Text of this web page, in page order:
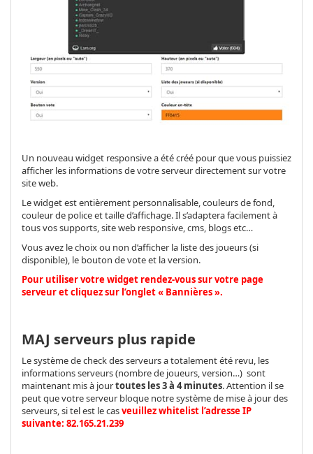
Un nouveau widget responsive a été créé pour que vous puissiez
afficher les informations de votre serveur directement sur votre
site web.
Le widget est entièrement personnalisable, couleurs de fond,
couleur de police et taille d’affichage. Il s’adaptera facilement à
tous vos supports, site web responsive, cms, blogs etc…
Vous avez le choix ou non d’afficher la liste des joueurs (si
disponible), le bouton de vote et la version.
Pour utiliser votre widget rendez-vous sur votre page
serveur et cliquez sur l’onglet « Bannières ».
MAJ serveurs plus rapide
Le système de check des serveurs a totalement été revu, les
informations serveurs (nombre de joueurs, version…) sont
maintenant mis à jourtoutes les 3 à 4 minutes. Attention il se
peut que votre serveur bloque notre système de mise à jour des
serveurs, si tel est le casveuillez whitelist l’adresse IP
suivante: 82.165.21.239